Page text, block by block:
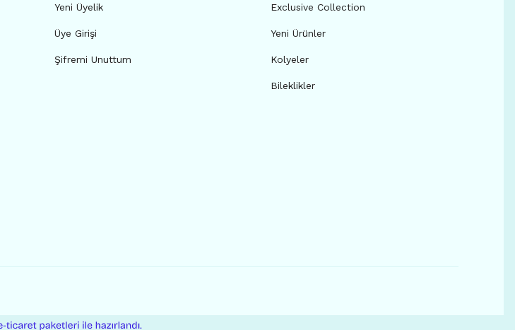
Yeni Üyelik
Üye Girişi
Şifremi Unuttum
Exclusive Collection
Yeni Ürünler
Kolyeler
Bileklikler
e-